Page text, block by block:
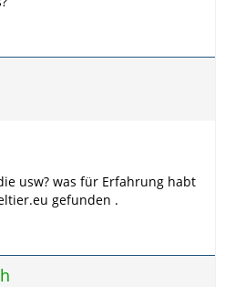
usw? was für Erfahrung habt
gefunden .